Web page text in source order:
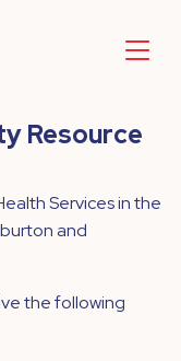
Resource
Services in the
and
the following